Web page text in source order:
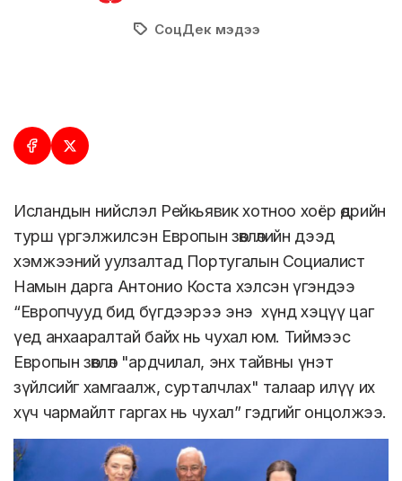
СоцДек мэдээ
Исландын нийслэл Рейкьявик хотноо хоёр өдрийн
турш үргэлжилсэн Европын зөвлөлийн дээд
хэмжээний уулзалтад Португалын Социалист
Намын дарга Антонио Коста хэлсэн үгэндээ
“Европчууд бид бүгдээрээ энэ хүнд хэцүү цаг
үед анхааралтай байх нь чухал юм. Тиймээс
Европын зөвлөл "ардчилал, энх тайвны үнэт
зүйлсийг хамгаалж, сурталчлах" талаар илүү их
хүч чармайлт гаргах нь чухал” гэдгийг онцолжээ.